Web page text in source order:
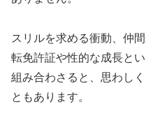
スリルを求める衝動、仲
転免許証や性的な成長と
組み合わさると、思わし
ともあります。